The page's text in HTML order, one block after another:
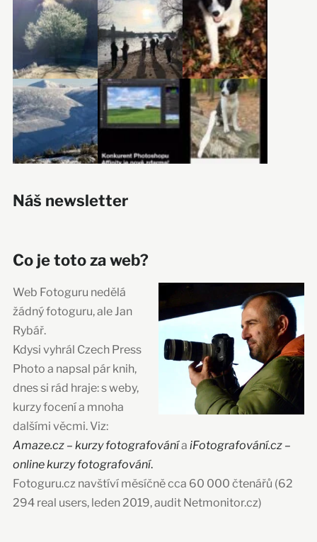
Náš newsletter
Co je toto za web?
Web Fotoguru nedělá
žádný fotoguru, ale Jan
Rybář.
Kdysi vyhrál Czech Press
Photo a napsal pár knih,
dnes si rád hraje: s weby,
kurzy focení a mnoha
dalšími věcmi. Viz:
Amaze.cz – kurzy fotografovánía iFotografování.cz –
online kurzy fotografování.
Fotoguru.cz navštíví měsíčně cca 60 000 čtenářů (62
294 real users, leden 2019, audit Netmonitor.cz)